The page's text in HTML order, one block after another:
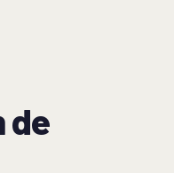
de